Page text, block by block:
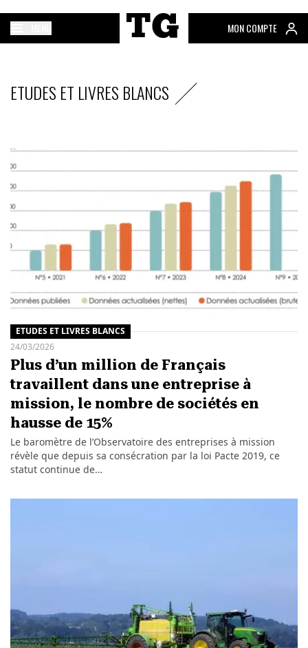
MON COMPTE
ETUDES ET LIVRES BLANCS
ETUDES ET LIVRES BLANCS
24/03/2026
Plus d’un million de Français
travaillent dans une entreprise à
mission, le nombre de sociétés en
hausse de 15%
Le baromètre de l’Observatoire des entreprises à mission
révèle que depuis sa consécration par la loi Pacte 2019, ce
statut continue de…